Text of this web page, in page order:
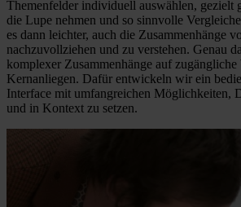
Themenfelder individuell auswählen, gezielt
die Lupe nehmen und so sinnvolle
es dann leichter, auch die Zusammenhänge
nachzuvollziehen und zu verstehen. Genau
komplexer Zusammenhänge auf zugängliche
Kernanliegen. Dafür entwickeln wir ein
Interface mit umfangreichen Möglichkeiten,
und in Kontext zu setzen.